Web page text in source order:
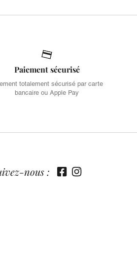
Paiement sécurisé
totalement sécurisé par carte
bancaire ou Apple Pay
nous :